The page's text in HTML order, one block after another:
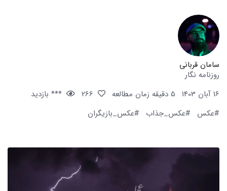
سامان قربانی
روزنامه نگار
16 آبان 1403
5 دقیقه زمان مطالعه
*** بازدید
#عکس
#عکس_جذاب #عکس_بازیگران